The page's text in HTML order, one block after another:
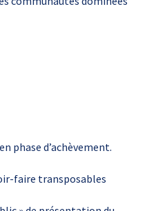
phase d’achèvement.
faire transposables